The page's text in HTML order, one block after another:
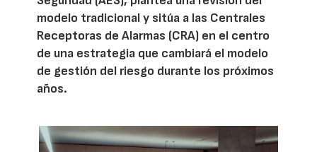
modelo tradicional y sitúa a las Centrales
Receptoras de Alarmas (CRA) en el centro
de una estrategia que cambiará el modelo
de gestión del riesgo durante los próximos
años.